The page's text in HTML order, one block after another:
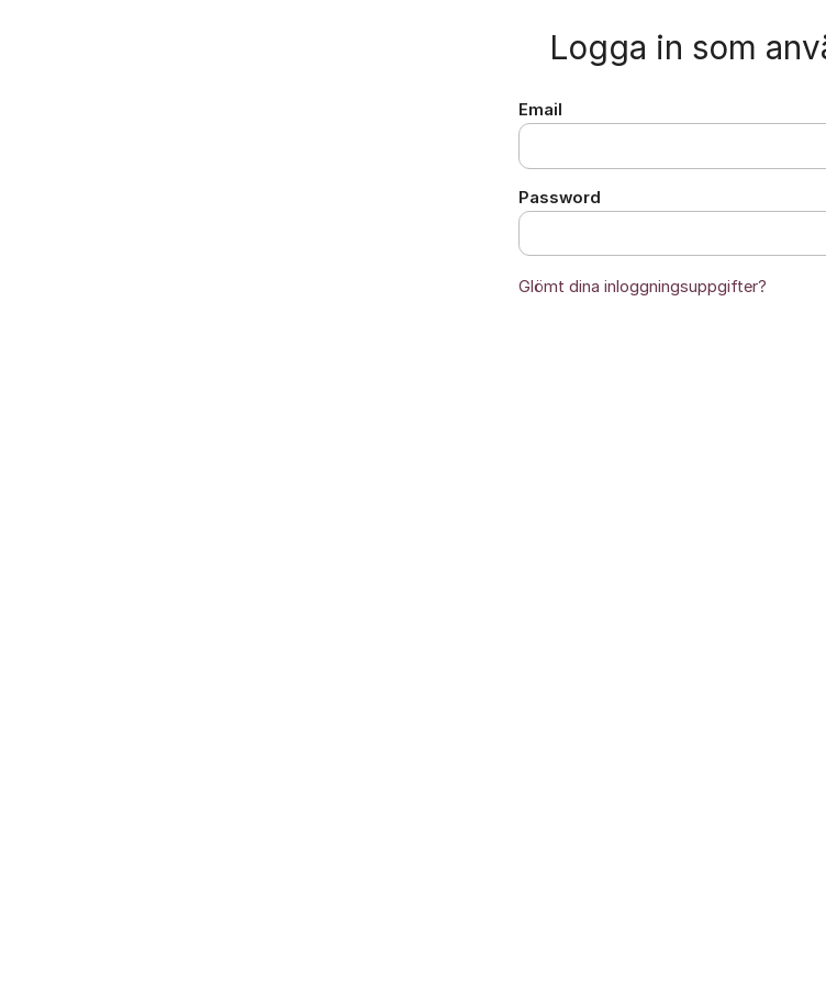
Logga in som
Email
Password
Glömt dina inloggningsuppgifter?